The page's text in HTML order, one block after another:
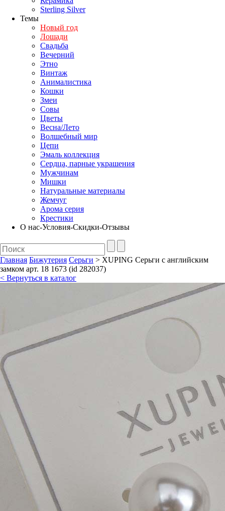
Sterling Silver
Темы
Новый год
Лошади
Свадьба
Вечерний
Этно
Винтаж
Анималистика
Кошки
Змеи
Совы
Цветы
Весна/Лето
Волшебный мир
Цепи
Эмаль коллекция
Сердца, парные украшения
Мужчинам
Мишки
Натуральные материалы
Жемчуг
Арома серия
Крестики
О нас-Условия-Скидки-Отзывы
Главная Бижутерия Серьги > XUPING Серьги с английским
замком арт. 18 1673 (id 282037)
< Вернуться в каталог